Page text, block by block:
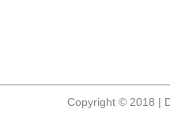
Copyright © 2018 |